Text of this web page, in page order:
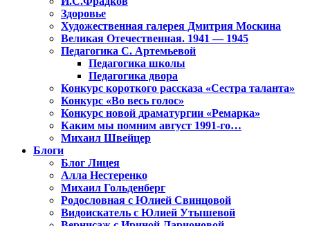
Здоровье
Художественная галерея Дмитрия Москина
Великая Отечественная. 1941 — 1945
Педагогика С. Артемьевой
Педагогика школы
Педагогика двора
Конкурс короткого рассказа «Сестра таланта»
Конкурс «Во весь голос»
Конкурс новой драматургии «Ремарка»
Каким мы помним август 1991-го…
Михаил Швейцер
Блоги
Блог Лицея
Алла Нестеренко
Михаил Гольденберг
Родословная с Юлией Свинцовой
Видоискатель с Юлией Утышевой